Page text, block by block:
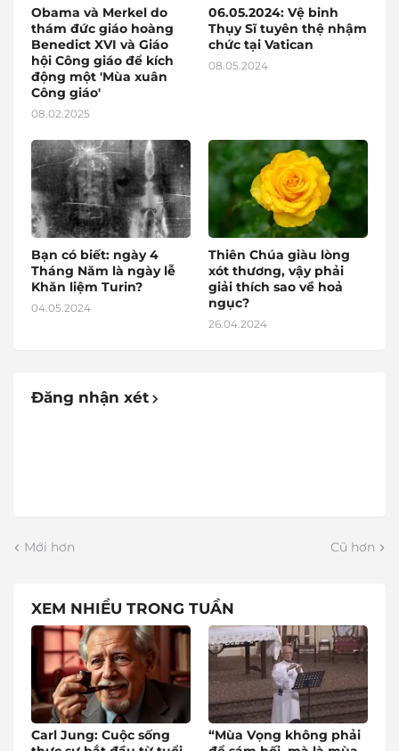
Obama và Merkel do
thám đức giáo hoàng
Benedict XVI và Giáo
hội Công giáo để kích
động một 'Mùa xuân
Công giáo'
08.02.2025
06.05.2024: Vệ binh
Thụy Sĩ tuyên thệ nhậm
chức tại Vatican
08.05.2024
Bạn có biết: ngày 4
Tháng Năm là ngày lễ
Khăn liệm Turin?
04.05.2024
Thiên Chúa giàu lòng
xót thương, vậy phải
giải thích sao về hoả
ngục?
26.04.2024
Đăng nhận xét
Mới hơn Cũ hơn
XEM NHIỀU TRONG TUẦN
Carl Jung: Cuộc sống
“Mùa Vọng không phải